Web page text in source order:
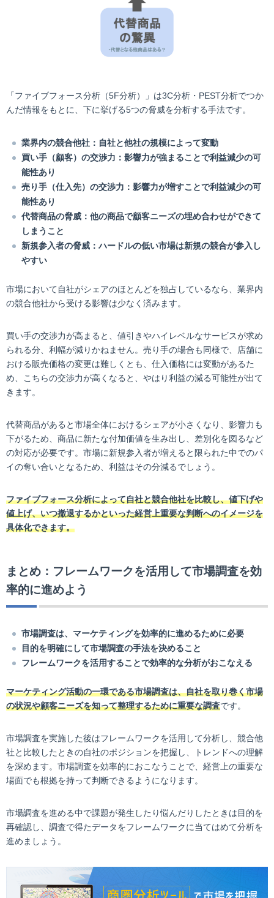
「ファイブフォース分析（5F分析）」は3C分析・PEST分析でつか
んだ情報をもとに、下に挙げる5つの脅威を分析する手法です。
業界内の競合他社：自社と他社の規模によって変動
買い手（顧客）の交渉力：影響力が強まることで利益減少の可
能性あり
売り手（仕入先）の交渉力：影響力が増すことで利益減少の可
能性あり
代替商品の脅威：他の商品で顧客ニーズの埋め合わせができて
しまうこと
新規参入者の脅威：ハードルの低い市場は新規の競合が参入し
やすい
市場において自社がシェアのほとんどを独占しているなら、業界内
の競合他社から受ける影響は少なく済みます。
買い手の交渉力が高まると、値引きやハイレベルなサービスが求め
られる分、利幅が減りかねません。売り手の場合も同様で、店舗に
おける販売価格の変更は難しくとも、仕入価格には変動があるた
め、こちらの交渉力が高くなると、やはり利益の減る可能性が出て
きます。
代替商品があると市場全体におけるシェアが小さくなり、影響力も
下がるため、商品に新たな付加価値を生み出し、差別化を図るなど
の対応が必要です。市場に新規参入者が増えると限られた中でのパ
イの奪い合いとなるため、利益はその分減るでしょう。
ファイブフォース分析によって自社と競合他社を比較し、値下げや
値上げ、いつ撤退するかといった経営上重要な判断へのイメージを
具体化できます。
まとめ：フレームワークを活用して市場調査を効
率的に進めよう
市場調査は、マーケティングを効率的に進めるために必要
目的を明確にして市場調査の手法を決めること
フレームワークを活用することで効率的な分析がおこなえる
マーケティング活動の一環である市場調査は、自社を取り巻く市場
の状況や顧客ニーズを知って整理するために重要な調査です。
市場調査を実施した後はフレームワークを活用して分析し、競合他
社と比較したときの自社のポジションを把握し、トレンドへの理解
を深めます。市場調査を効率的におこなうことで、経営上の重要な
場面でも根拠を持って判断できるようになります。
市場調査を進める中で課題が発生したり悩んだりしたときは目的を
再確認し、調査で得たデータをフレームワークに当てはめて分析を
進めましょう。